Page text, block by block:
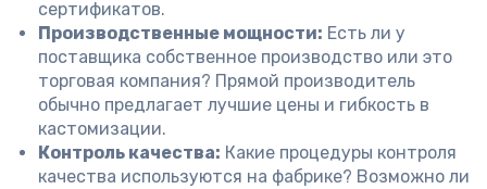
сертификатов.
Производственные мощности: Есть ли у
поставщика собственное производство или это
торговая компания? Прямой производитель
обычно предлагает лучшие цены и гибкость в
кастомизации.
Контроль качества: Какие процедуры контроля
качества используются на фабрике? Возможно ли